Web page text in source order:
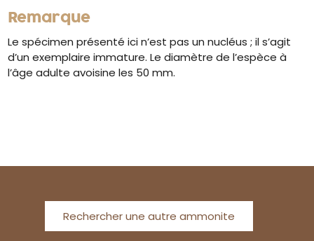
Remarque
Le spécimen présenté ici n’est pas un nucléus ; il s’agit
d’un exemplaire immature. Le diamètre de l’espèce à
l’âge adulte avoisine les 50 mm.
Rechercher une autre ammonite